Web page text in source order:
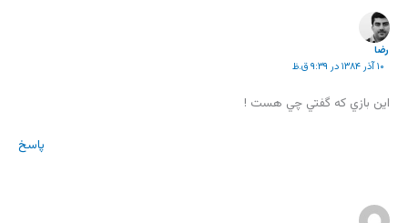
رضا
۱۰ آذر ۱۳۸۴ در ۹:۳۹ ق.ظ
اين بازي که گفتي چي هست !
پاسخ